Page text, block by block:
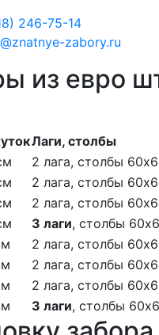
246-75-14
zabory.ru
из евро
Лаги, столбы
2 лага, столбы
2 лага, столбы
2 лага, столбы
3 лаги, столбы
2 лага, столбы
2 лага, столбы
2 лага, столбы
3 лаги, столбы